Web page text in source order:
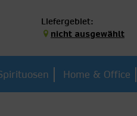
Liefergebiet:
nicht ausgewählt
Home & Office